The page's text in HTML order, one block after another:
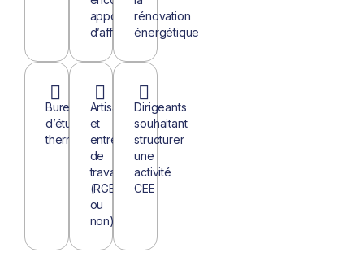
apporteurs
d’affaires.
rénovation
énergétique
Bureaux
d’études
thermiques
Artisans
et
entreprises
de
travaux
(RGE
ou
non)
Dirigeants
souhaitant
structurer
une
activité
CEE